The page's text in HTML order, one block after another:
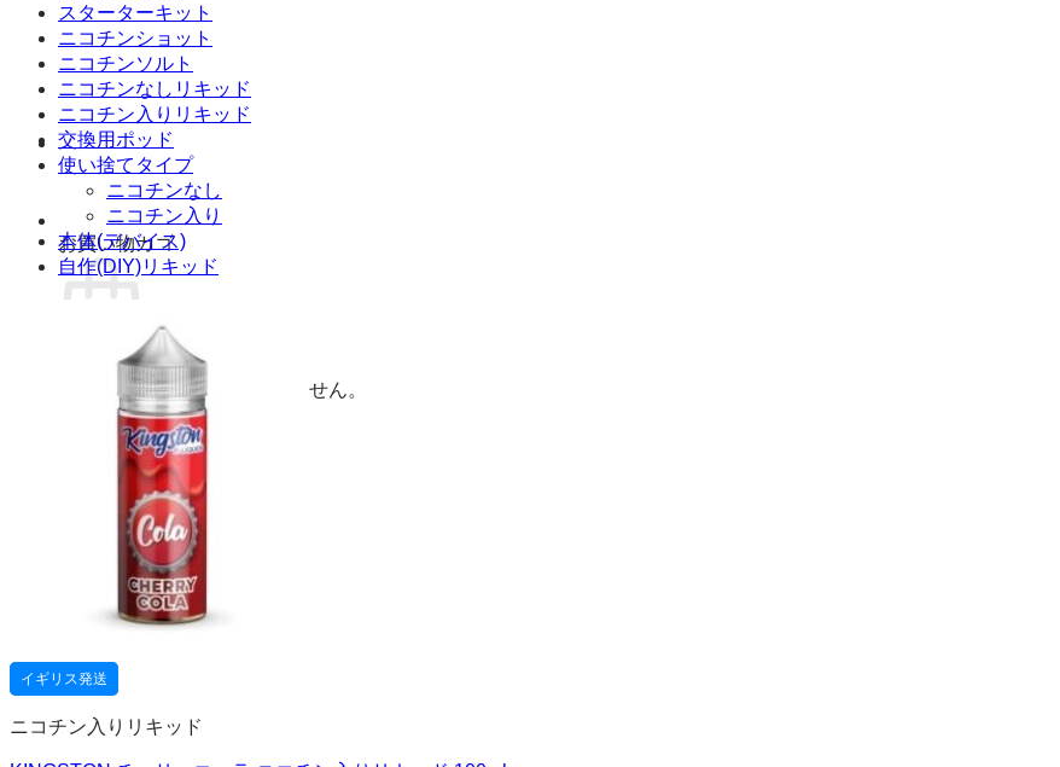
お買い物カゴ
お買い物カゴに商品がありません。
ショップに戻る
スターターキット
ニコチンショット
ニコチンソルト
ニコチンなしリキッド
ニコチン入りリキッド
交換用ポッド
使い捨てタイプ
ニコチンなし
ニコチン入り
本体(デバイス)
自作(DIY)リキッド
イギリス発送
ニコチン入りリキッド